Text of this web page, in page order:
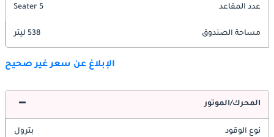
عدد المقاعد 5 Seater
مساحة الصندوق 538 ليتر
الإبلاغ عن سعر غير صحيح
المحرك/الموتور
نوع الوقود بترول